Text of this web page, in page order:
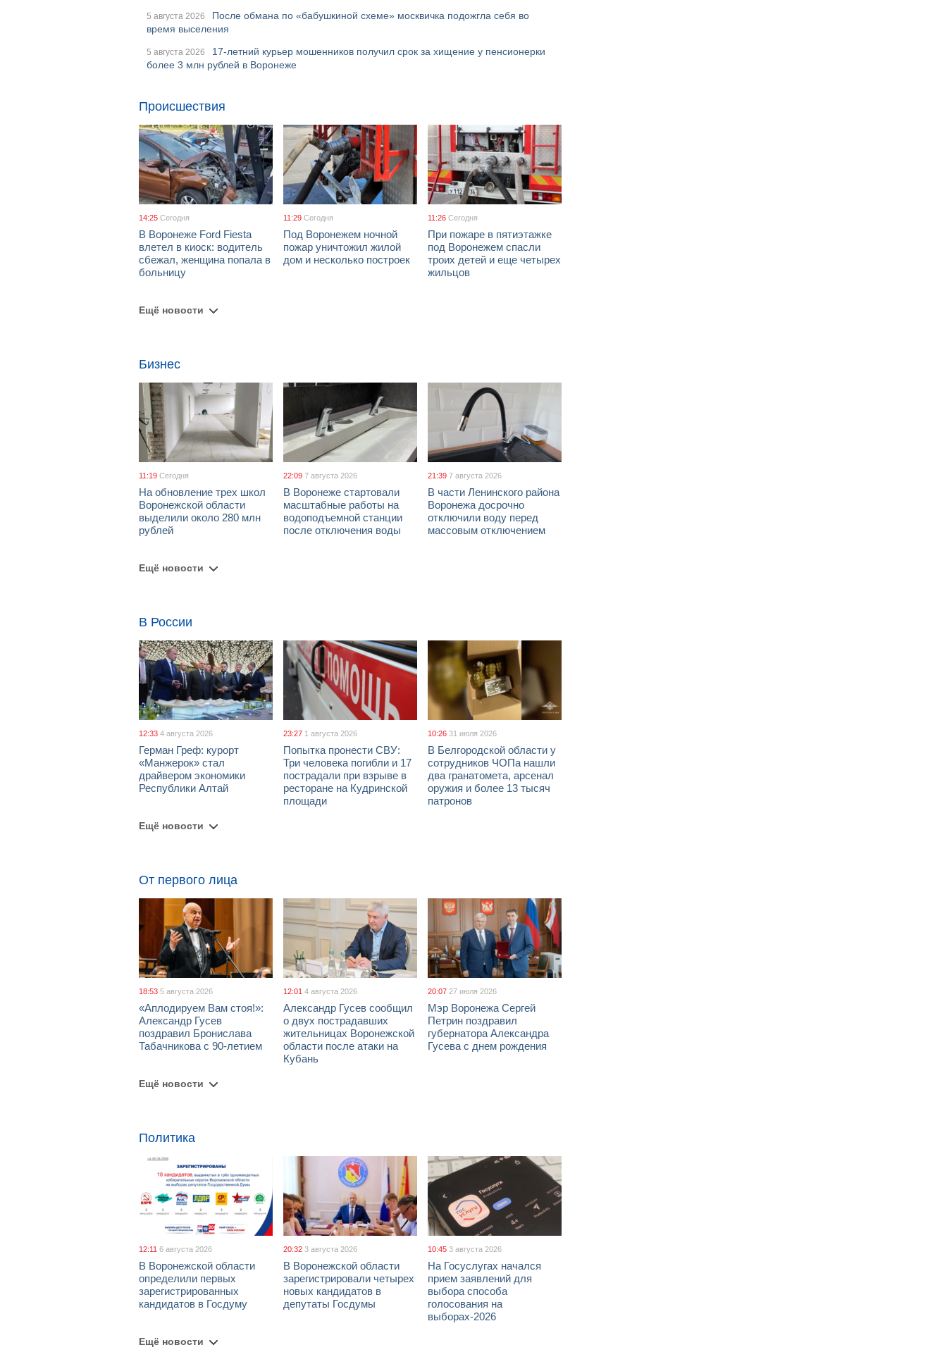
5 августа 2026
После обмана по «бабушкиной схеме» москвичка подожгла себя во
время выселения
5 августа 2026
17-летний курьер мошенников получил срок за хищение у пенсионерки
более 3 млн рублей в Воронеже
Происшествия
14:25 Сегодня
В Воронеже Ford Fiesta
влетел в киоск: водитель
сбежал, женщина попала в
больницу
11:29 Сегодня
Под Воронежем ночной
пожар уничтожил жилой
дом и несколько построек
11:26 Сегодня
При пожаре в пятиэтажке
под Воронежем спасли
троих детей и еще четырех
жильцов
Ещё новости
Бизнес
11:19 Сегодня
На обновление трех школ
Воронежской области
выделили около 280 млн
рублей
22:09 7 августа 2026
В Воронеже стартовали
масштабные работы на
водоподъемной станции
после отключения воды
21:39 7 августа 2026
В части Ленинского района
Воронежа досрочно
отключили воду перед
массовым отключением
Ещё новости
В России
12:33 4 августа 2026
Герман Греф: курорт
«Манжерок» стал
драйвером экономики
Республики Алтай
23:27 1 августа 2026
Попытка пронести СВУ:
Три человека погибли и 17
пострадали при взрыве в
ресторане на Кудринской
площади
10:26 31 июля 2026
В Белгородской области у
сотрудников ЧОПа нашли
два гранатомета, арсенал
оружия и более 13 тысяч
патронов
Ещё новости
От первого лица
18:53 5 августа 2026
«Аплодируем Вам стоя!»:
Александр Гусев
поздравил Бронислава
Табачникова с 90-летием
12:01 4 августа 2026
Александр Гусев сообщил
о двух пострадавших
жительницах Воронежской
области после атаки на
Кубань
20:07 27 июля 2026
Мэр Воронежа Сергей
Петрин поздравил
губернатора Александра
Гусева с днем рождения
Ещё новости
Политика
12:11 6 августа 2026
В Воронежской области
определили первых
зарегистрированных
кандидатов в Госдуму
20:32 3 августа 2026
В Воронежской области
зарегистрировали четырех
новых кандидатов в
депутаты Госдумы
10:45 3 августа 2026
На Госуслугах начался
прием заявлений для
выбора способа
голосования на
выборах-2026
Ещё новости